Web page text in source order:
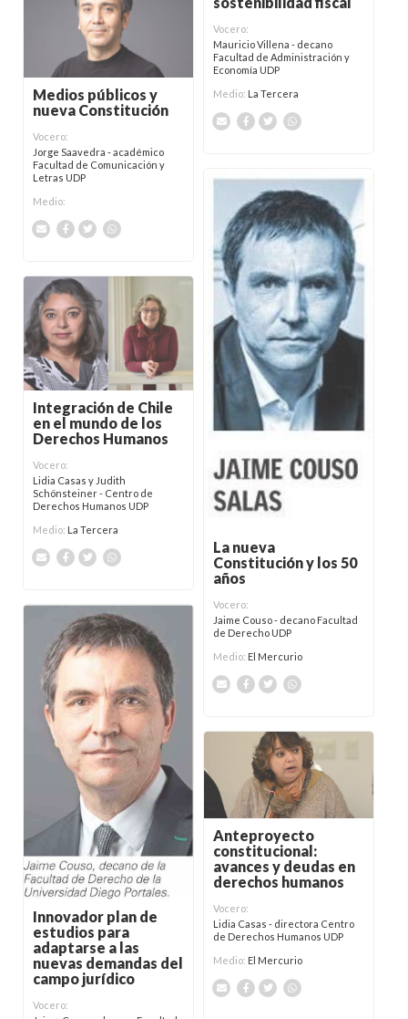
Vocero:
Mauricio Villena - decano
Facultad de Administración y
Economía UDP
Medio: La Tercera
Medios públicos y
nueva Constitución
Vocero:
Jorge Saavedra - académico
Facultad de Comunicación y
Letras UDP
Medio:
La nueva
Constitución y los 50
años
Vocero:
Jaime Couso - decano Facultad
de Derecho UDP
Medio: El Mercurio
Integración de Chile
en el mundo de los
Derechos Humanos
Vocero:
Lidia Casas y Judith
Schönsteiner - Centro de
Derechos Humanos UDP
Medio: La Tercera
Innovador plan de
estudios para
adaptarse a las
nuevas demandas del
campo jurídico
Vocero:
Anteproyecto
constitucional:
avances y deudas en
derechos humanos
Vocero:
Lidia Casas - directora Centro
de Derechos Humanos UDP
Medio: El Mercurio